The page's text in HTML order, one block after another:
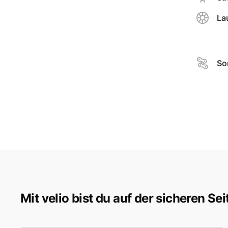
Mit velio bist du auf der sicheren